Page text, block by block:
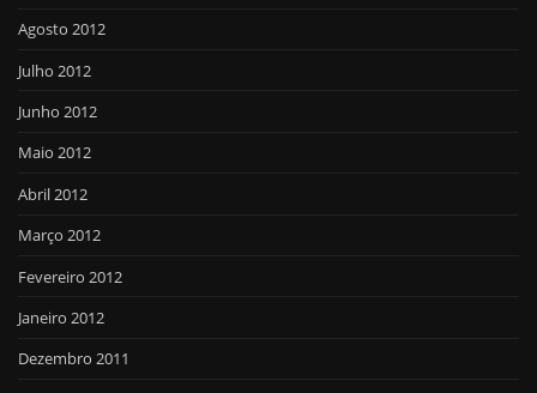
Agosto 2012
Julho 2012
Junho 2012
Maio 2012
Abril 2012
Março 2012
Fevereiro 2012
Janeiro 2012
Dezembro 2011